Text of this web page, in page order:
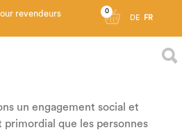
DE FR
0
revendeurs
un engagement social et
primordial que les personnes